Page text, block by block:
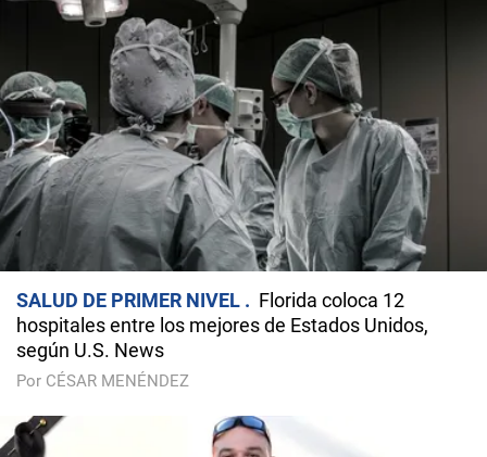
SALUD DE PRIMER NIVEL
Florida coloca 12
hospitales entre los mejores de Estados Unidos,
según U.S. News
Por CÉSAR MENÉNDEZ